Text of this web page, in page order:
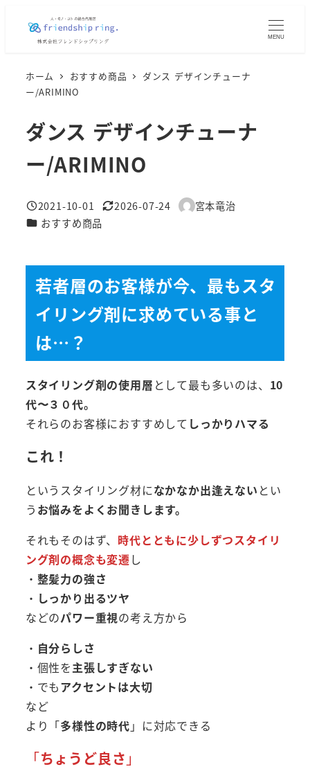
MENU
ホーム おすすめ商品
ダンス デザインチューナ
ー/ARIMINO
ダンス デザインチューナ
ー/ARIMINO
投稿日
2021-10-01
更新日
2026-07-24
著
宮本竜治
カテゴリー
おすすめ商品
若者層のお客様が今、最もスタ
イリング剤に求めている事と
は…？
スタイリング剤の使用層 として最も多いのは、 10
代〜３０代。
それらのお客様におすすめして しっかりハマる
これ！
というスタイリング材になかなか出逢えない とい
う お悩みをよくお聞きします。
それもそのはず、 時代とともに少しずつスタイリ
ング剤の概念も変遷し
・ 整髪力の強さ
・ しっかり出るツヤ
などのパワー重視の考え方から
・ 自分らしさ
・個性を主張しすぎない
・でもアクセントは大切
など
より「多様性の時代 」に対応できる
「ちょうど良さ 」